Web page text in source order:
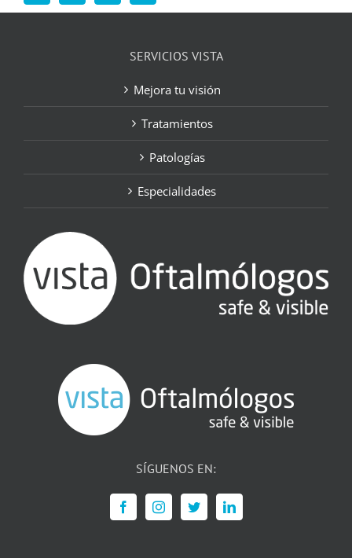
SERVICIOS VISTA
Mejora tu visión
Tratamientos
Patologías
Especialidades
SÍGUENOS EN: